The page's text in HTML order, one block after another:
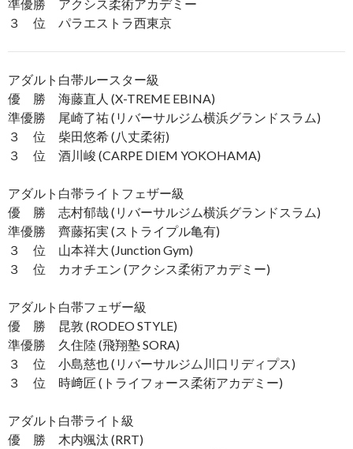
準優勝 アクシス柔術アカデミー
３ 位 パラエストラ西東京
アダルト白帯ルースター級
優 勝 海藤直人 (X-TREME EBINA)
準優勝 尾崎了祐 (リバーサルジム横浜グランドスラム)
３ 位 柴田悠希 (八丈柔術)
３ 位 酒川峻 (CARPE DIEM YOKOHAMA)
アダルト白帯ライトフェザー級
優 勝 志村郁哉 (リバーサルジム横浜グランドスラム)
準優勝 齊藤拓実 (ストライプル亀有)
３ 位 山本祥大 (Junction Gym)
３ 位 カオチエン (アクシス柔術アカデミー)
アダルト白帯フェザー級
優 勝 昆敦 (RODEO STYLE)
準優勝 久住陸 (飛翔塾 SORA)
３ 位 小島慈也 (リバーサルジム川口リディプス)
３ 位 時﨑匠 (トライフォース柔術アカデミー)
アダルト白帯ライト級
優 勝 木内颯汰 (RRT)